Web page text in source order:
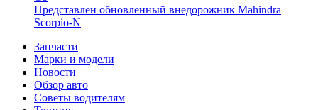
Представлен обновленный внедорожник Mahindra
Scorpio-N
Запчасти
Марки и модели
Новости
Обзор авто
Советы водителям